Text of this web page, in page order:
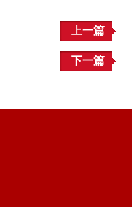
上一篇
下一篇